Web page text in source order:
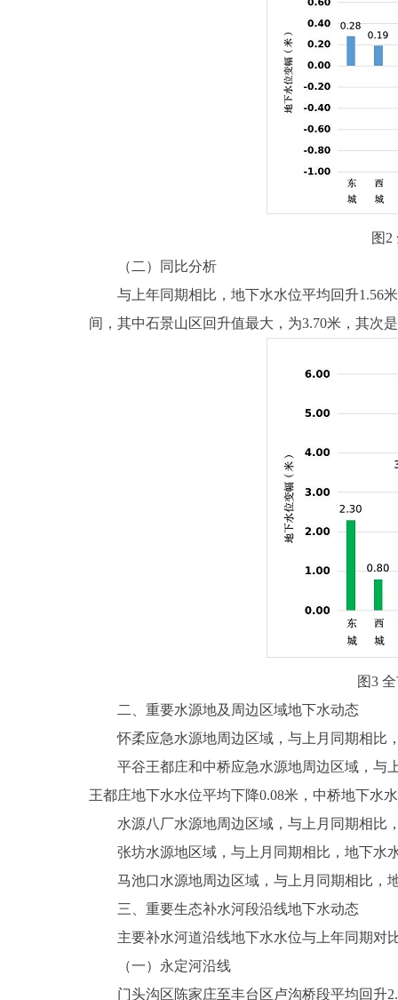
图2
（二）同比分析
与上年同期相比，地下水水位平均回升1.56米
间，其中石景山区回升值最大，为3.70米，其次
图3
二、重要水源地及周边区域地下水动态
怀柔应急水源地周边区域，与上月同期相比，
平谷王都庄和中桥应急水源地周边区域，与上
王都庄地下水水位平均下降0.08米，中桥地下水
水源八厂水源地周边区域，与上月同期相比，
张坊水源地区域，与上月同期相比，地下水水
马池口水源地周边区域，与上月同期相比，地
三、重要生态补水河段沿线地下水动态
主要补水河道沿线地下水水位与上年同期对
（一）永定河沿线
门头沟区陈家庄至丰台区卢沟桥段平均回升